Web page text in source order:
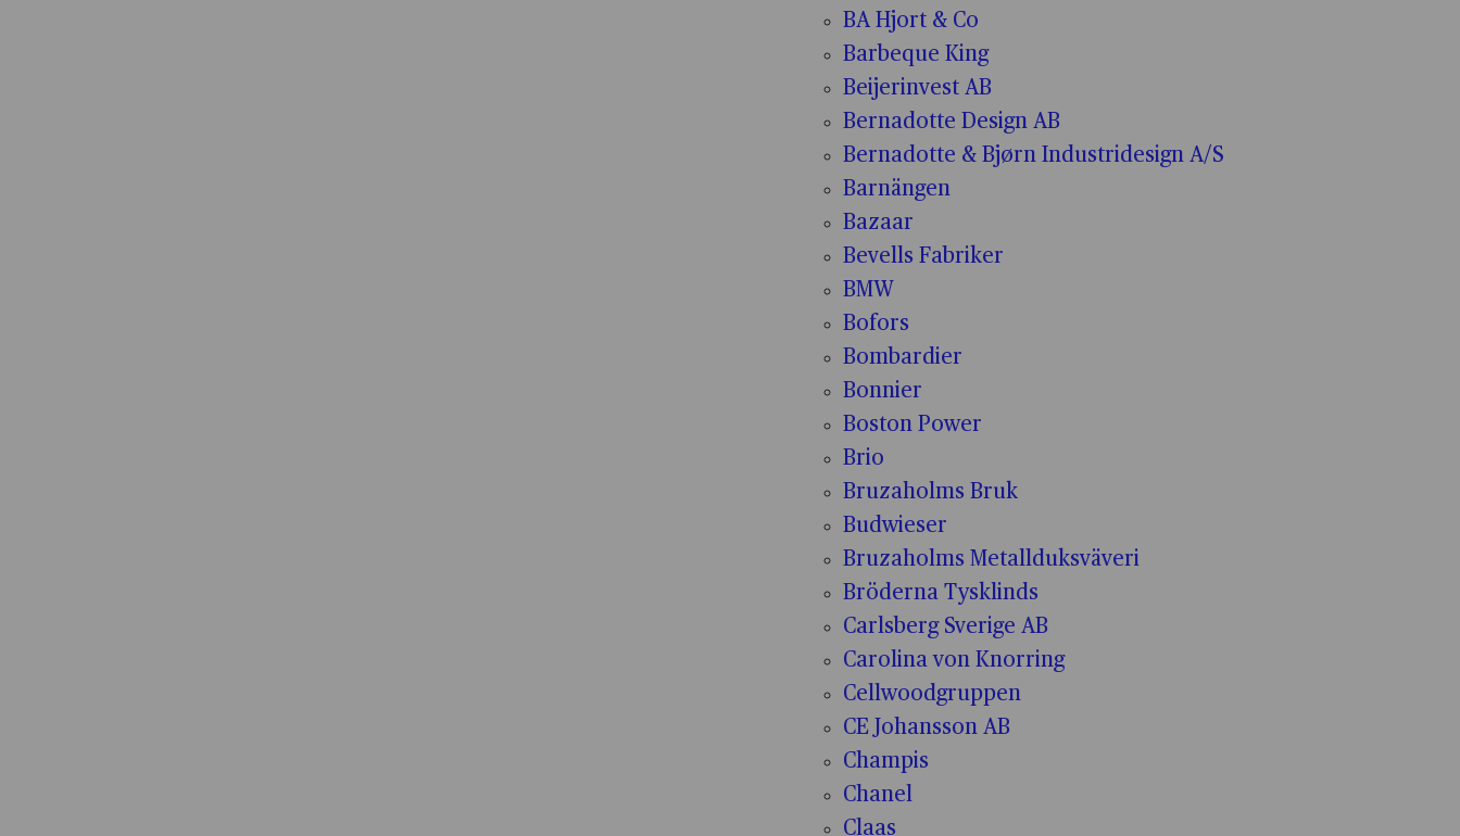
BA Hjort & Co
Barbeque King
Beijerinvest AB
Bernadotte Design AB
Bernadotte & Bjørn Industridesign A/S
Barnängen
Bazaar
Bevells Fabriker
BMW
Bofors
Bombardier
Bonnier
Boston Power
Brio
Bruzaholms Bruk
Budwieser
Bruzaholms Metallduksväveri
Bröderna Tysklinds
Carlsberg Sverige AB
Carolina von Knorring
Cellwoodgruppen
CE Johansson AB
Champis
Chanel
Claas